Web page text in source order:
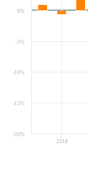
2018
-20%
-15%
-10%
-5%
0%